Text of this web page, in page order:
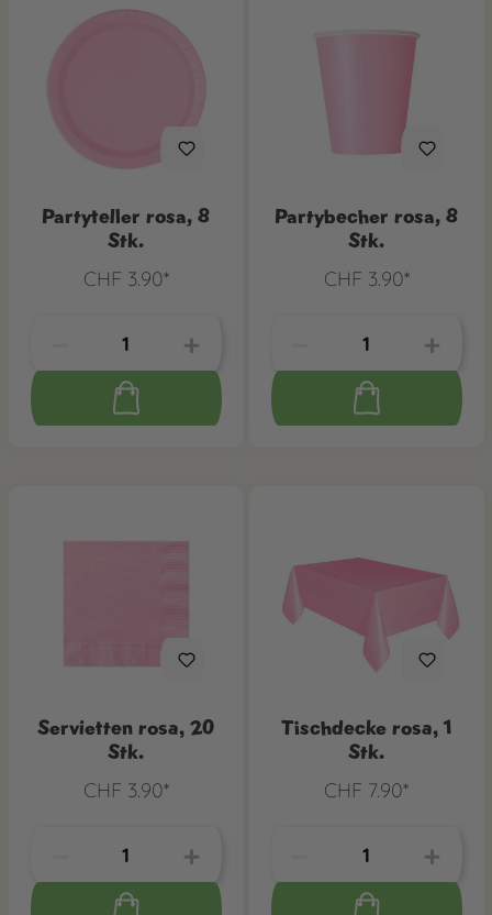
Partyteller rosa, 8
Stk.
CHF 3.90*
Partybecher rosa, 8
Stk.
CHF 3.90*
Servietten rosa, 20
Stk.
CHF 3.90*
Tischdecke rosa, 1
Stk.
CHF 7.90*